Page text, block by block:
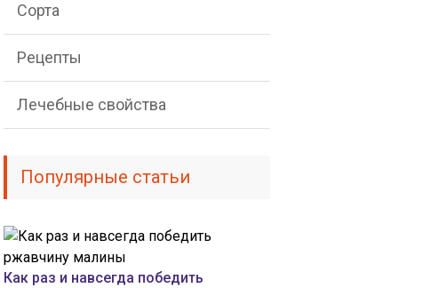
Сорта
Рецепты
Лечебные свойства
Популярные статьи
Как раз и навсегда победить